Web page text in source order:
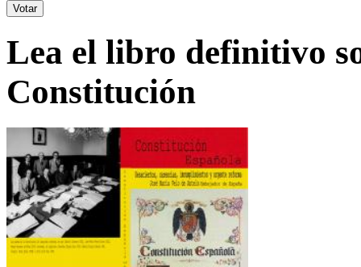
Lea el libro definitivo
Constitución